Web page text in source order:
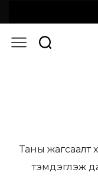
Таны жагсаалт
тэмдэглэж